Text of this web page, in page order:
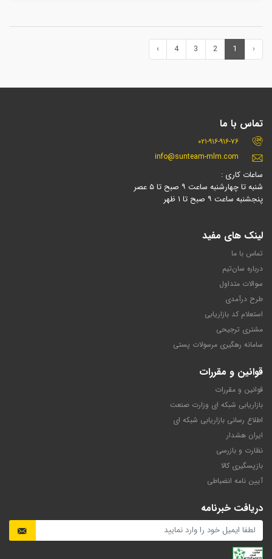
‹
1
2
3
4
›
تماس با ما
۰۲۱-۹۱۶-۹۱۶-۷۶
info@sunteam-mlm.com
ساعات کاری :
شنبه تا چهارشنبه ساعت ۹ صبح تا ۵ عصر
پنجشنبه ساعت ۹ صبح تا ۱ ظهر
لینک های مفید
تماس با ما
درباره سان‌تیم
سوالات متداول
طرح درآمدی
استعلام کد بازاریابی
مشتری ترجیحی
سامانه رهگیری مرسولات پستی
قوانین و مقررات
قوانین و مقررات
بازاریابی شبکه ای وزارت صنعت
اطلاع رسانی بازاریابی شبکه ای
ایران هشدار
نظارت و بازرسی
بازپسگیری کالا
آیین نامه انضباطی
دریافت خبرنامه